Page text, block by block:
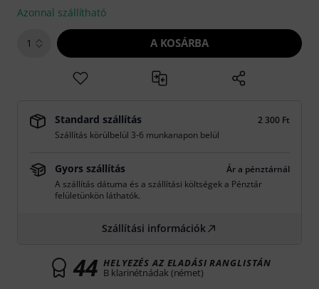
Azonnal szállítható
1 A KOSÁRBA
Standard szállítás
2 300 Ft
Szállítás körülbelül 3-6 munkanapon belül
Gyors szállítás
Ár a pénztárnál
A szállítás dátuma és a szállítási költségek a Pénztár
felületünkön láthatók.
Szállítási információk
44 HELYEZÉS AZ ELADÁSI RANGLISTÁN
B klarinétnádak (német)